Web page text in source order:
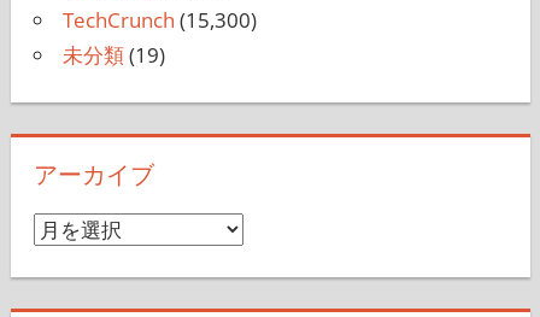
TechCrunch (15,300)
未分類(19)
アーカイブ
ア